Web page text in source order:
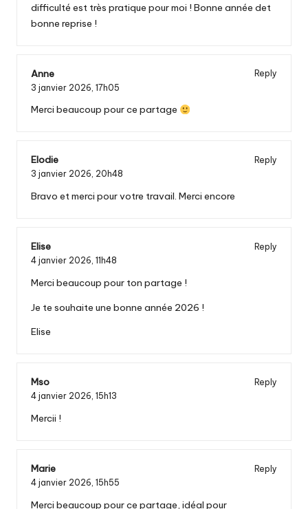
difficulté est très pratique pour moi ! Bonne année det
bonne reprise !
Anne
Reply
3 janvier 2026, 17h05
Merci beaucoup pour ce partage
Elodie
Reply
3 janvier 2026, 20h48
Bravo et merci pour votre travail. Merci encore
Elise
Reply
4 janvier 2026, 11h48
Merci beaucoup pour ton partage !
Je te souhaite une bonne année 2026 !
Elise
Mso
Reply
4 janvier 2026, 15h13
Mercii !
Marie
Reply
4 janvier 2026, 15h55
Merci beaucoup pour ce partage, idéal pour